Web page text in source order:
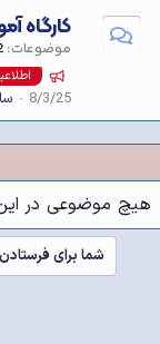
کارگاه
موضوعات
8/3/25
هیچ موضوعی در این
شما برای